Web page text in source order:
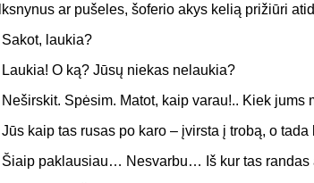
ar pušeles, šoferio akys kelią prižiūri
laukia?
O ką? Jūsų niekas nelaukia?
Spėsim. Matot, kaip varau!.. Kiek
kaip tas rusas po karo – įvirsta į trobą, o tada
Šiaip paklausiau… Nesvarbu… Iš kur tas randas